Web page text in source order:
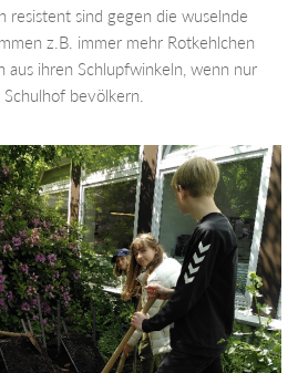
resistent sind gegen die wuselnde
z.B. immer mehr Rotkehlchen
aus ihren Schlupfwinkeln, wenn nur
bevölkern.